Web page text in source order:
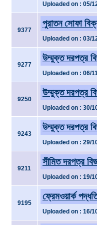
Uploaded on : 05/
9377
পুরাতন সোফা
Uploaded on : 03/
9277
উম্মুক্ত দরপত্র
Uploaded on : 06/
9250
উম্মুক্ত দরপত্র
Uploaded on : 30/
9243
উম্মুক্ত দরপত্র
Uploaded on : 29/
9211
সীমিত দরপত্র
Uploaded on : 19/
9195
ফ্রেমওয়ার্ক
Uploaded on : 16/